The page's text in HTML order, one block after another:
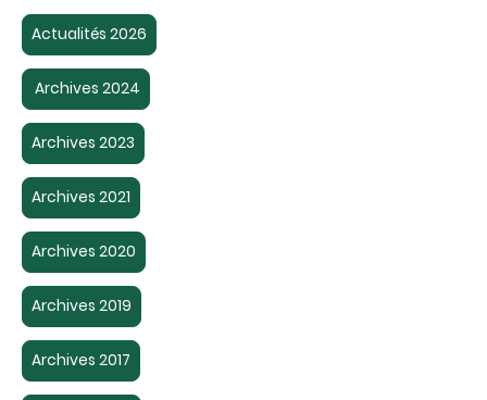
Actualités 2026
Archives 2024
Archives 2023
Archives 2021
Archives 2020
Archives 2019
Archives 2017